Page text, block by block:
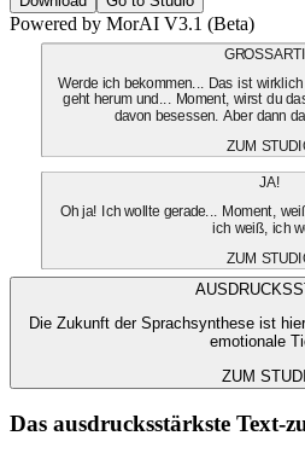
Powered by MorAI V3.1 (Beta)
Werde ich bekommen... Das ist
geht herum und... Moment, wirst du
davon besessen. Aber dann
ZUM
JA!
Oh ja! Ich wollte gerade... Moment,
ich weiß, ich
ZUM
Die Zukunft der Sprachsynthese ist
emotionale
ZUM
Das ausdrucksstärkste Text-